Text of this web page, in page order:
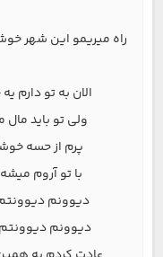
راه میریمو این شهر
الان به تو دارم
ولی تو باید
پرم از حسه
با تو آروم
دیوونم
دیوونم